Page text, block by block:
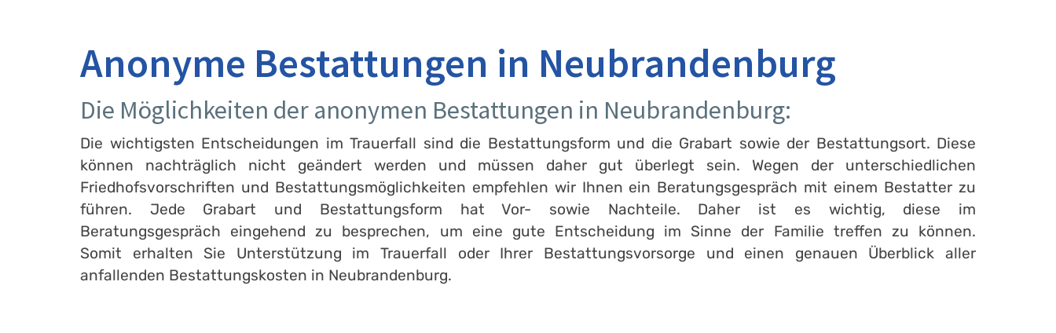
Anonyme Bestattungen in Neubrandenburg
Die Möglichkeiten der anonymen Bestattungen in Neubrandenburg:
Die wichtigsten Entscheidungen im Trauerfall sind die Bestattungsform und die Grabart sowie der Bestattungsort. Diese
können nachträglich nicht geändert werden und müssen daher gut überlegt sein. Wegen der unterschiedlichen
Friedhofsvorschriften und Bestattungsmöglichkeiten empfehlen wir Ihnen ein Beratungsgespräch mit einem Bestatter zu
führen. Jede Grabart und Bestattungsform hat Vor- sowie Nachteile. Daher ist es wichtig, diese im
Beratungsgespräch eingehend zu besprechen, um eine gute Entscheidung im Sinne der Familie treffen zu können.
Somit erhalten Sie Unterstützung im Trauerfall oder Ihrer Bestattungsvorsorge und einen genauen Überblick aller
anfallenden Bestattungskosten in Neubrandenburg.